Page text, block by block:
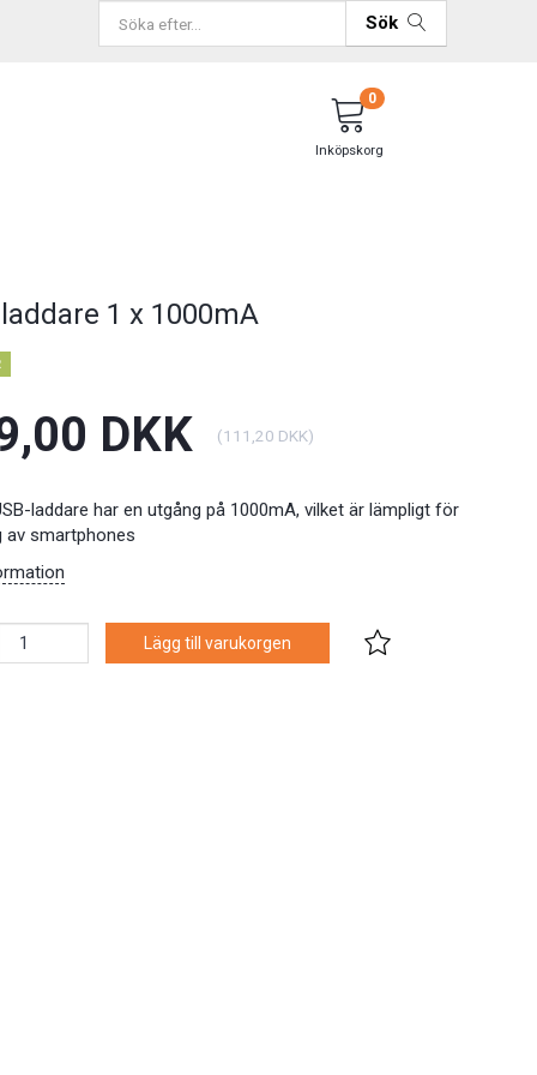
Sök
Inköpskorg
0
1 x 1000mA
DKK (111,20 DKK)
laddare har en utgång på 1000mA, vilket är lämpligt för
av smartphones
Lägg till varukorgen